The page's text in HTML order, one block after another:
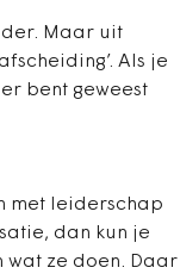
Maar uit
Als je
bent geweest
met leiderschap
dan kun je
wat ze doen. Daar